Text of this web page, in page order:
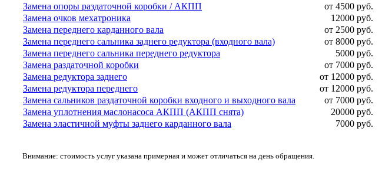
Замена опоры раздаточной коробки / АКПП
от 4500 руб.
Замена очков мехатроника
12000 руб.
Замена переднего карданного вала
от 2500 руб.
Замена переднего сальника заднего редуктора (входного вала)
от 8000 руб.
Замена переднего сальника переднего редуктора
5000 руб.
Замена раздаточной коробки
от 7000 руб.
Замена редуктора заднего
от 12000 руб.
Замена редуктора переднего
от 12000 руб.
Замена сальников раздаточной коробки входного и выходного вала
от 7000 руб.
Замена уплотнения маслонасоса АКПП (АКПП снята)
20000 руб.
Замена эластичной муфты заднего карданного вала
7000 руб.
Внимание: стоимость услуг указана примерная и может отличаться на день обращения.